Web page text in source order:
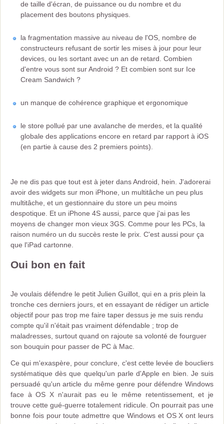
de taille d'écran, de puissance ou du nombre et du
placement des boutons physiques.
la fragmentation massive au niveau de l'OS, nombre de
constructeurs refusant de sortir les mises à jour pour leur
devices, ou les sortant avec un an de retard. Combien
d'entre vous sont sur Android ? Et combien sont sur Ice
Cream Sandwich ?
un manque de cohérence graphique et ergonomique
le store pollué par une avalanche de merdes, et la qualité
globale des applications encore en retard par rapport à iOS
(en partie à cause des 2 premiers points).
Je ne dis pas que tout est à jeter dans Android, hein. J'adorerai
avoir des widgets sur mon iPhone, un multitâche un peu plus
multitâche, et un gestionnaire du store un peu moins
despotique. Et un iPhone 4S aussi, parce que j'ai pas les
moyens de changer mon vieux 3GS. Comme pour les PCs, la
raison numéro un du succès reste le prix. C'est aussi pour ça
que l'iPad cartonne.
Oui bon en fait
Je voulais défendre le petit Julien Guillot, qui en a pris plein la
tronche ces derniers jours, et en essayant de rédiger un article
objectif pour pas trop me faire taper dessus je me suis rendu
compte qu'il n'était pas vraiment défendable ; trop de
maladresses, surtout quand on rajoute sa volonté de fourguer
son bouquin pour passer de PC à Mac.
Ce qui m'exaspère, pour conclure, c'est cette levée de boucliers
systématique dès que quelqu'un parle d'Apple en bien. Je suis
persuadé qu'un article du même genre pour défendre Windows
face à OS X n'aurait pas eu le même retentissement, et je
trouve cette gué-guerre totalement ridicule. On pourrait pas une
bonne fois pour toute admettre que Windows et OS X ont leurs